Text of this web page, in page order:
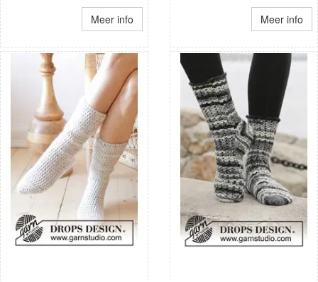
Meer info Meer info